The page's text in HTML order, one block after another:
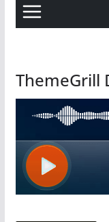
ThemeGrill